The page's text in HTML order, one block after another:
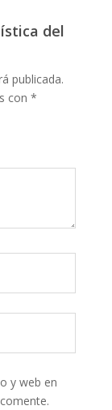
del
publicada.
con *
y web en